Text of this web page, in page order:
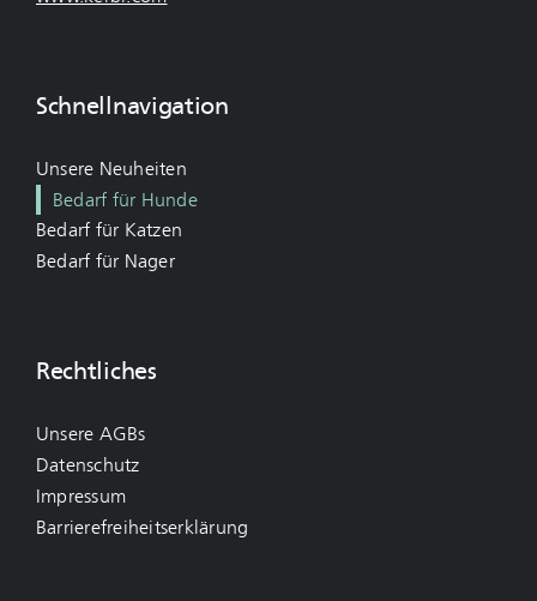
Schnellnavigation
Unsere Neuheiten
Bedarf für Hunde
Bedarf für Katzen
Bedarf für Nager
Rechtliches
Unsere AGBs
Datenschutz
Impressum
Barrierefreiheitserklärung